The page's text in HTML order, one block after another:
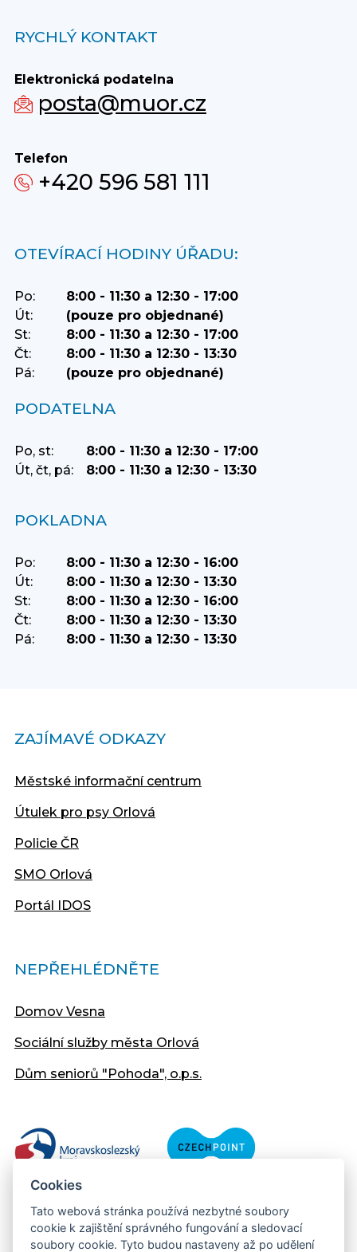
RYCHLÝ KONTAKT
Elektronická podatelna
posta@muor.cz
Telefon
+420 596 581 111
OTEVÍRACÍ HODINY ÚŘADU:
Po:
8:00 - 11:30 a 12:30 - 17:00
Út:
(pouze pro objednané)
St:
8:00 - 11:30 a 12:30 - 17:00
Čt:
8:00 - 11:30 a 12:30 - 13:30
Pá:
(pouze pro objednané)
PODATELNA
Po, st:
8:00 - 11:30 a 12:30 - 17:00
Út, čt, pá:
8:00 - 11:30 a 12:30 - 13:30
POKLADNA
Po:
8:00 - 11:30 a 12:30 - 16:00
Út:
8:00 - 11:30 a 12:30 - 13:30
St:
8:00 - 11:30 a 12:30 - 16:00
Čt:
8:00 - 11:30 a 12:30 - 13:30
Pá:
8:00 - 11:30 a 12:30 - 13:30
ZAJÍMAVÉ ODKAZY
Městské informační centrum
Útulek pro psy Orlová
Policie ČR
SMO Orlová
Portál IDOS
NEPŘEHLÉDNĚTE
Domov Vesna
Sociální služby města Orlová
Dům seniorů "Pohoda", o.p.s.
Cookies
Tato webová stránka používá nezbytné soubory
cookie k zajištění správného fungování a sledovací
soubory cookie. Tyto budou nastaveny až po udělení